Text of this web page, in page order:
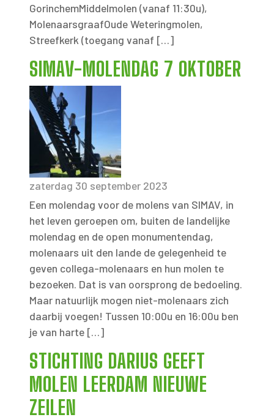
GorinchemMiddelmolen (vanaf 11:30u),
MolenaarsgraafOude Weteringmolen,
Streefkerk (toegang vanaf […]
SIMAV-MOLENDAG 7 OKTOBER
zaterdag 30 september 2023
Een molendag voor de molens van SIMAV, in
het leven geroepen om, buiten de landelijke
molendag en de open monumentendag,
molenaars uit den lande de gelegenheid te
geven collega-molenaars en hun molen te
bezoeken. Dat is van oorsprong de bedoeling.
Maar natuurlijk mogen niet-molenaars zich
daarbij voegen! Tussen 10:00u en 16:00u ben
je van harte […]
STICHTING DARIUS GEEFT
MOLEN LEERDAM NIEUWE
ZEILEN